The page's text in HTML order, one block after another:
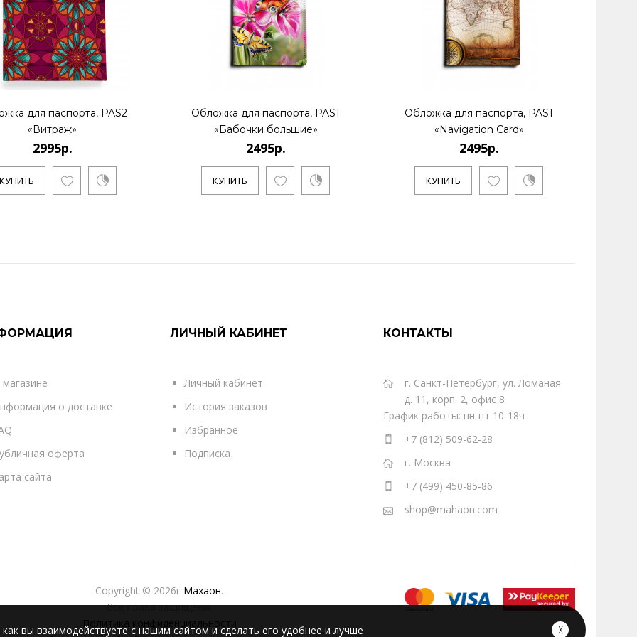
для паспорта, PAS2
«Витраж»
2995р.
КУПИТЬ
Обложка для паспорта, PAS1
«Бабочки большие»
2495р.
КУПИТЬ
Обложка для паспорта, PAS1
«Navigation Card»
2495р.
КУПИТЬ
о доставке
оферта
сайта
ЛИЧНЫЙ КАБИНЕТ
Личный кабинет
История заказов
Избранное
Подписка
КОНТАКТЫ
г. Санкт-Петербург, ул. Ломаная
д. 11, корп. 2, офис 8
График работы: пн-пт 10-18ч
+7 (812) 509-62-28
г. Москва
+7 (499) 450-85-86
shop@mahaon.com
Copyright © 2026г Махаон.
Все права защищены.
Политика конфиденциальности
вы взаимодействуете с нашим сайтом и сделать его удобнее и лучше ╳